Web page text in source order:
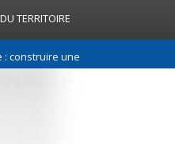
TERRITOIRE
une relation de confiance